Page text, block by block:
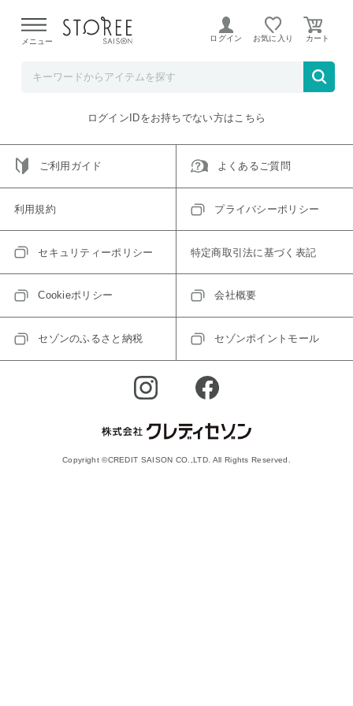
よる配送遅延が発生しております。
メニュー ログイン お気に入り
ご指定のアイテムは取り扱い終了、またはただいま取り扱い
トップへ戻る
ログインIDをお持ちでない方はこちら
ご利用ガイド よくあるご質問
利用規約 プライバシーポリシー
セキュリティーポリシー 特定商取引法に基づく表記
Cookieポリシー 会社概要
セゾンのふるさと納税 セゾンポイントモール
Copyright ©CREDIT SAISON CO.,LTD. All Rights Reserved.